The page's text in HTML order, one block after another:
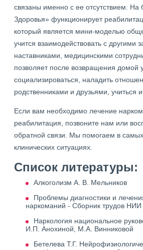
связаны именно с ее отсутствием. На
Здоровья» функционирует
который является мини-моделью
учится взаимодействовать с другими
наставниками, медицинскими
позволяет после возвращения домой
социализироваться, наладить
родственниками и друзьями, учиться
Если вам необходимо лечение
реабилитация, позвоните нам или
обратной связи. Мы помогаем в
клинических ситуациях.
Список литературы:
Алкоголизм А. В. Мельников
Проблемы диагностики и
наркоманий - Сборник трудов НИИ
Наркология национальное
И.П. Анохиной, М.А. Винниковой
Бетелева Т.Г.